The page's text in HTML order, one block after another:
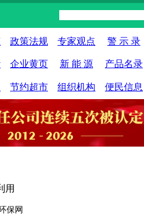
政策法规 专家观点 警 示 录
企业黄页 新 能 源 产品名录
节约超市 组织机构 便民信息
用
保网